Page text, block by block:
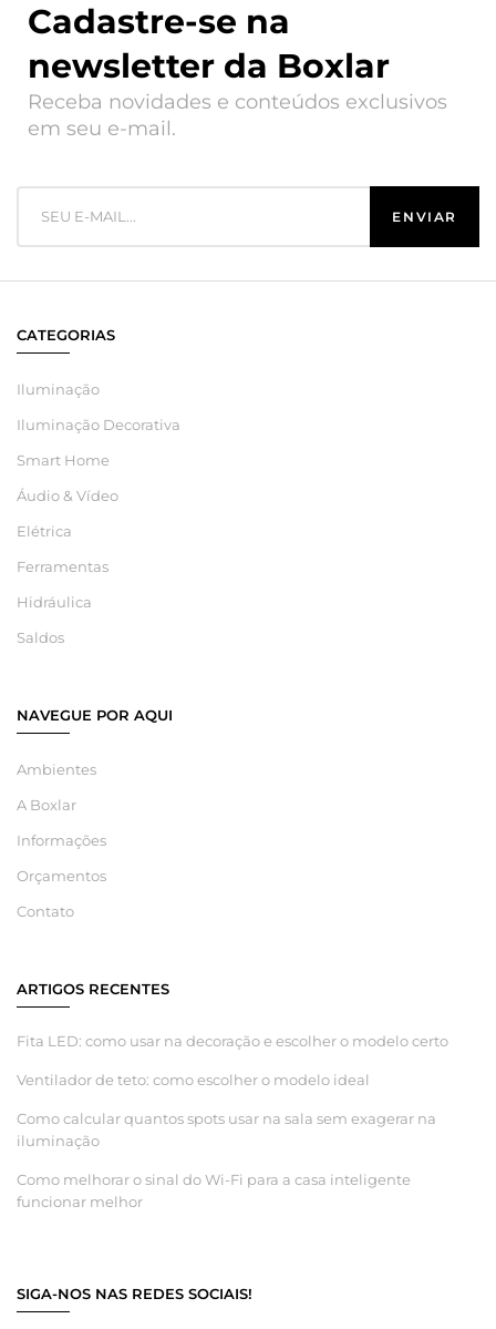
Cadastre-se na
newsletter da Boxlar
Receba novidades e conteúdos exclusivos
em seu e-mail.
CATEGORIAS
Iluminação
Iluminação Decorativa
Smart Home
Áudio & Vídeo
Elétrica
Ferramentas
Hidráulica
Saldos
NAVEGUE POR AQUI
Ambientes
A Boxlar
Informações
Orçamentos
Contato
ARTIGOS RECENTES
Fita LED: como usar na decoração e escolher o modelo certo
Ventilador de teto: como escolher o modelo ideal
Como calcular quantos spots usar na sala sem exagerar na
iluminação
Como melhorar o sinal do Wi-Fi para a casa inteligente
funcionar melhor
SIGA-NOS NAS REDES SOCIAIS!